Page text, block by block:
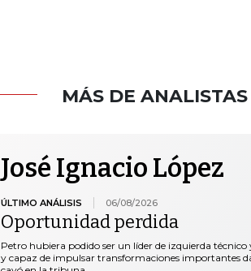
MÁS DE ANALISTAS
José Ignacio López
ÚLTIMO ANÁLISIS 06/08/2026
Oportunidad perdida
Petro hubiera podido ser un líder de izquierda
y capaz de impulsar transformaciones importantes